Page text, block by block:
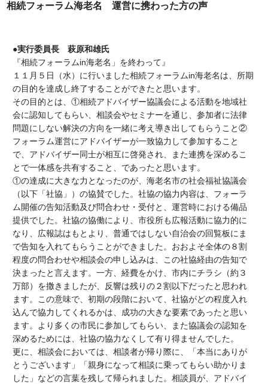
相続フォーラム海老名 運営に携わった方の声
●実行委員長 萩原和雄氏
『相続フォーラムin海老名」を終わって』
１１月５日（水）に行いました相続フォーラムin海老名は、所期
の目的を達成し終了することができたと思います。
その目的とは、①相続アドバイザー協議会による活動を地域社
会に認知してもらい、相談会やセミナーを通じ、参加者に法律
問題にしない解決の方向を一緒に考え導き出してもらうこと②
フォーラム運営にアドバイザーが一致協力して参加すること
で、アドバイザー同士が相互に啓発され、また連携を深めるこ
とで一体感を共有すること、であったと思います。
①の達成に大きな力となったのが、海老名市の社会福祉協議会
（以下「社協」）の協賛でした。社協の協力内容は、フォーラ
ム開催の告知活動及び問合わせ・受付と、運営時における備品
提供でした。社協の協働により、市役所も広報活動に協力的に
なり、広報誌はもとより、普通ではしない自治会の回覧板にま
で告知を入れてもらうことができました。おおよそ全体の８割
程度の問合わせや相談会の申し込みは、この社協経由の告知で
決まったと言えます。一方、経費をかけ、市内にチラシ（約３
万部）を撒きましたが、反響は残りの２割以下だったと思われ
ます。この意味で、初期の段階において、社協がどの程度入れ
込んで協力してくれるかは、成功の大きな要素であったと思い
ます。より多くの市民に参加してもらい、また協議会の認知を
深めるためには、社協の協力なくして有り得ませんでした。
更に、相談会においては、相談者が帰り際に、「本当にありが
とうございます」「親身になって相談に乗ってもらい助かりま
した」などの言葉を残して帰られました。相談員が、アドバイ